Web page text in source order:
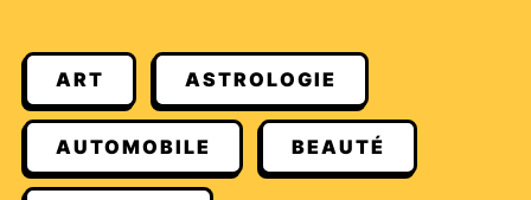
ART ASTROLOGIE
AUTOMOBILE BEAUTÉ